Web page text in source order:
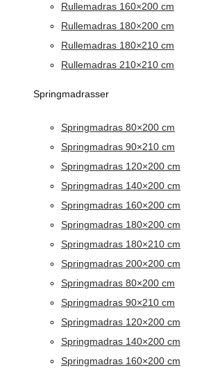
Rullemadras 160×200 cm
Rullemadras 180×200 cm
Rullemadras 180×210 cm
Rullemadras 210×210 cm
Springmadrasser
Springmadras 80×200 cm
Springmadras 90×210 cm
Springmadras 120×200 cm
Springmadras 140×200 cm
Springmadras 160×200 cm
Springmadras 180×200 cm
Springmadras 180×210 cm
Springmadras 200×200 cm
Springmadras 80×200 cm
Springmadras 90×210 cm
Springmadras 120×200 cm
Springmadras 140×200 cm
Springmadras 160×200 cm